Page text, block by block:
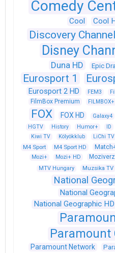
Comedy
Cool Cool
Discovery Channel
Disney
Duna HD
Epic
Eurosport 1
Eurosport 2 HD
FEM3
FilmBox Premium
FOX FOX HD Galaxy4
HGTV History Humor+ ID
Kiwi TV
Kölyökklub LiChi TV
M4 Sport M4 Sport HD
Mozi+ Mozi+ HD
MTV Hungary
Muzsika TV
National
National
National Geographic HD
Paramount
Paramount Network